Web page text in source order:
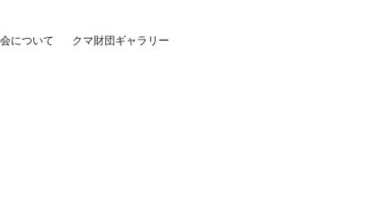
について クマ財団ギャラリー